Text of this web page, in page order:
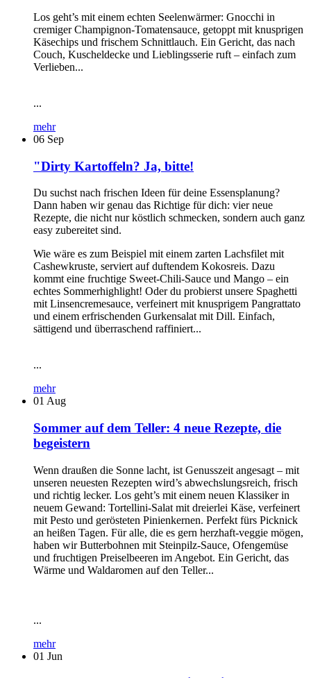
Los geht’s mit einem echten Seelenwärmer: Gnocchi in
cremiger Champignon-Tomatensauce, getoppt mit knusprigen
Käsechips und frischem Schnittlauch. Ein Gericht, das nach
Couch, Kuscheldecke und Lieblingsserie ruft – einfach zum
Verlieben...
...
mehr
06 Sep
"Dirty Kartoffeln? Ja, bitte!
Du suchst nach frischen Ideen für deine Essensplanung?
Dann haben wir genau das Richtige für dich: vier neue
Rezepte, die nicht nur köstlich schmecken, sondern auch ganz
easy zubereitet sind.
Wie wäre es zum Beispiel mit einem zarten Lachsfilet mit
Cashewkruste, serviert auf duftendem Kokosreis. Dazu
kommt eine fruchtige Sweet-Chili-Sauce und Mango – ein
echtes Sommerhighlight! Oder du probierst unsere Spaghetti
mit Linsencremesauce, verfeinert mit knusprigem Pangrattato
und einem erfrischenden Gurkensalat mit Dill. Einfach,
sättigend und überraschend raffiniert...
...
mehr
01 Aug
Sommer auf dem Teller: 4 neue Rezepte, die
begeistern
Wenn draußen die Sonne lacht, ist Genusszeit angesagt – mit
unseren neuesten Rezepten wird’s abwechslungsreich, frisch
und richtig lecker. Los geht’s mit einem neuen Klassiker in
neuem Gewand: Tortellini-Salat mit dreierlei Käse, verfeinert
mit Pesto und gerösteten Pinienkernen. Perfekt fürs Picknick
an heißen Tagen. Für alle, die es gern herzhaft-veggie mögen,
haben wir Butterbohnen mit Steinpilz-Sauce, Ofengemüse
und fruchtigen Preiselbeeren im Angebot. Ein Gericht, das
Wärme und Waldaromen auf den Teller...
...
mehr
01 Jun